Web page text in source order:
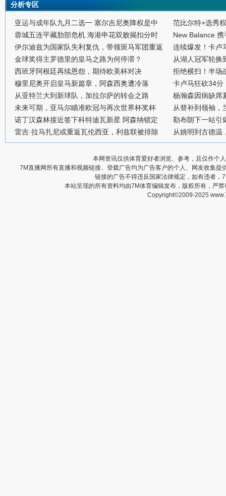
分析专区
亚运与成年队九月二选一 塞尔吉尼奥降权是中
蓉城五连平藏肋部危机 海港申花双败揭扣分时
伊尔迪兹为国家队失利复仇，带领斑马军团重返
金球奖得主罗德里的皇马之路为何停滞？
西班牙阿根廷再续恩怨，期待欧美杯对决
穆里尼奥开启皇马新篇章，阿森西奥遭冷落
从亚特兰大到新球队，加拉尔萨的转会之路
未来可期，亚马尔瞄准欧冠与再次世界杯奖杯
诺丁汉森林接近签下科特迪瓦新星 阿森纳锁定
雷吉·拉马扎尼或重返瓦伦西亚，利兹联被排除
范比尔特+选秀
New Balance
连续爆发！卡卢
从湖人冠军轮换
拒绝横扫！半场
卡卢马狂砍34分
杨瀚森因病缺席
从替补到领袖，
勒布朗下一站引
从姚明到古德温
本网资讯仅供体育爱好者浏览、参考，且仅作个
7M直播网所有直播和视频链接、登载广告均为广告客户的个人、网友收集
链接的广告不得违反国家法律规定，如有违者
本站呈现的所有资料均由7M体育编辑发布，版权所有，严
Copyright©2009-2025